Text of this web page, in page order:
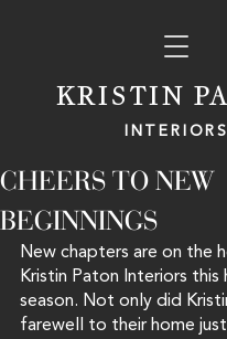
KRISTIN
INTERIORS
CHEERS TO NEW
BEGINNINGS
New chapters are on the
Kristin Paton Interiors this
season. Not only did
farewell to their home